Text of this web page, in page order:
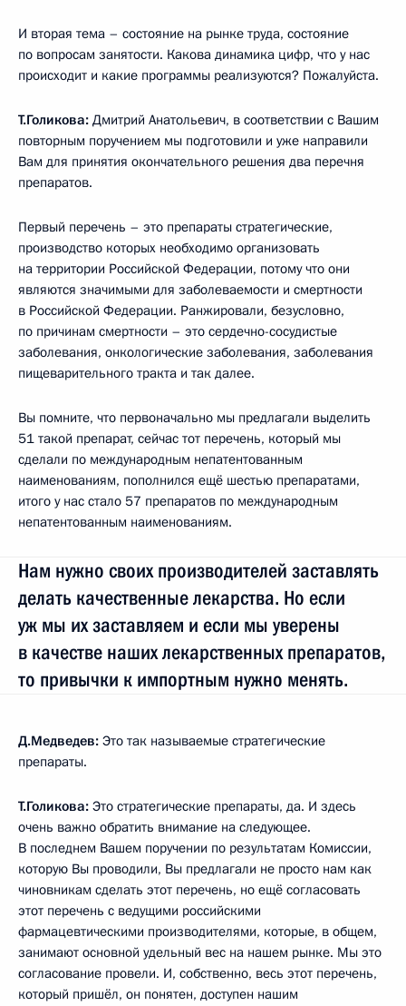
И вторая тема – состояние на рынке труда, состояние
по вопросам занятости. Какова динамика цифр, что у нас
происходит и какие программы реализуются? Пожалуйста.
Т.Голикова: Дмитрий Анатольевич, в соответствии с Вашим
повторным поручением мы подготовили и уже направили
Вам для принятия окончательного решения два перечня
препаратов.
Первый перечень – это препараты стратегические,
производство которых необходимо организовать
на территории Российской Федерации, потому что они
являются значимыми для заболеваемости и смертности
в Российской Федерации. Ранжировали, безусловно,
по причинам смертности – это сердечно-сосудистые
заболевания, онкологические заболевания, заболевания
пищеварительного тракта и так далее.
Вы помните, что первоначально мы предлагали выделить
51 такой препарат, сейчас тот перечень, который мы
сделали по международным непатентованным
наименованиям, пополнился ещё шестью препаратами,
итого у нас стало 57 препаратов по международным
непатентованным наименованиям.
Нам нужно своих производителей заставлять
делать качественные лекарства. Но если
уж мы их заставляем и если мы уверены
в качестве наших лекарственных препаратов,
то привычки к импортным нужно менять.
Д.Медведев: Это так называемые стратегические
препараты.
Т.Голикова: Это стратегические препараты, да. И здесь
очень важно обратить внимание на следующее.
В последнем Вашем поручении по результатам Комиссии,
которую Вы проводили, Вы предлагали не просто нам как
чиновникам сделать этот перечень, но ещё согласовать
этот перечень с ведущими российскими
фармацевтическими производителями, которые, в общем,
занимают основной удельный вес на нашем рынке. Мы это
согласование провели. И, собственно, весь этот перечень,
который пришёл, он понятен, доступен нашим